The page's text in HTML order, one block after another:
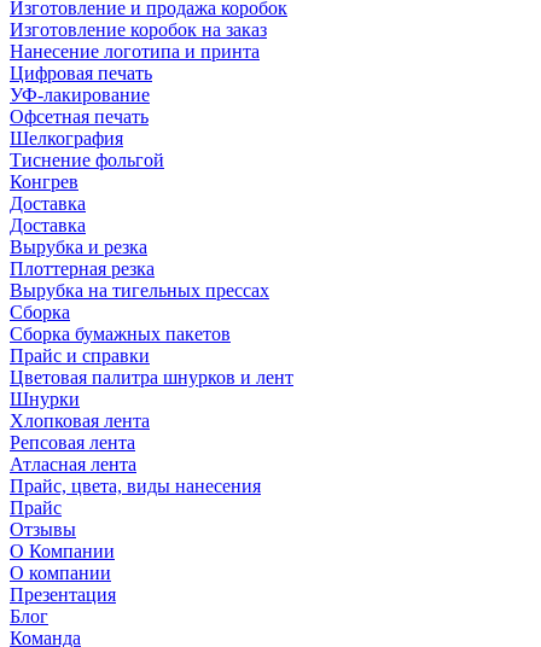
Изготовление и продажа коробок
Изготовление коробок на заказ
Нанесение логотипа и принта
Цифровая печать
УФ-лакирование
Офсетная печать
Шелкография
Тиснение фольгой
Конгрев
Доставка
Доставка
Вырубка и резка
Плоттерная резка
Вырубка на тигельных прессах
Сборка
Сборка бумажных пакетов
Прайс и справки
Цветовая палитра шнурков и лент
Шнурки
Хлопковая лента
Репсовая лента
Атласная лента
Прайс, цвета, виды нанесения
Прайс
Отзывы
О Компании
О компании
Презентация
Блог
Команда